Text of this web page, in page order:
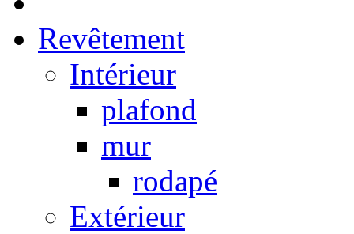
Revêtement
Intérieur
plafond
mur
rodapé
Extérieur